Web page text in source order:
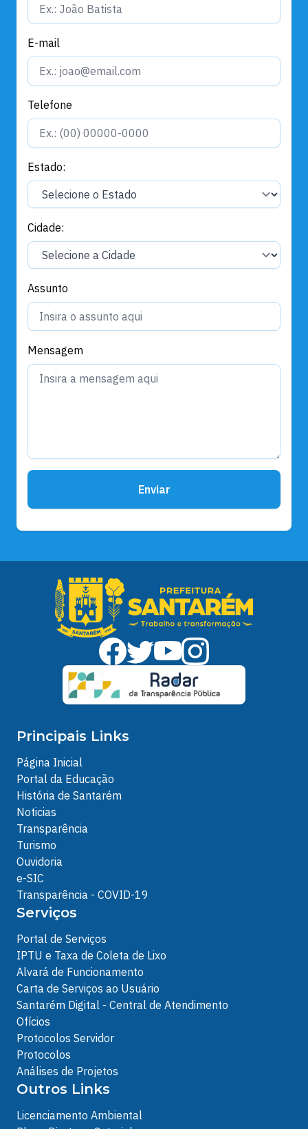
E-mail
Telefone
Estado:
Cidade:
Assunto
Mensagem
Enviar
Principais Links
Página Inicial
Portal da Educação
História de Santarém
Noticias
Transparência
Turismo
Ouvidoria
e-SIC
Transparência - COVID-19
Serviços
Portal de Serviços
IPTU e Taxa de Coleta de Lixo
Alvará de Funcionamento
Carta de Serviços ao Usuário
Santarém Digital - Central de Atendimento
Ofícios
Protocolos Servidor
Protocolos
Análises de Projetos
Outros Links
Licenciamento Ambiental